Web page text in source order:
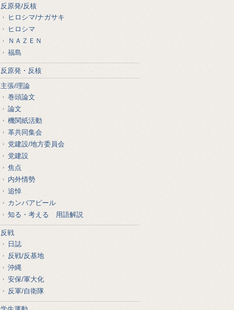
反原発/反核
ヒロシマ/ナガサキ
ヒロシマ
ＮＡＺＥＮ
福島
反原発・反核
主張/理論
巻頭論文
論文
機関紙活動
革共同集会
党建設/地方委員会
党建設
焦点
内外情勢
追悼
カンパアピール
知る・考える 用語解説
反戦
日誌
反戦/反基地
沖縄
安保/軍大化
反軍/自衛隊